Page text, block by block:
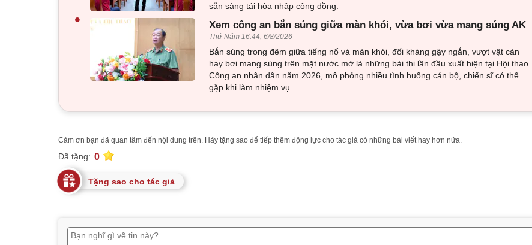
sẵn sàng tái hòa nhập cộng đồng.
• Xem công an bắn súng giữa màn khói, vừa bơi vừa mang súng AK
Thứ Năm 16:44, 6/8/2026
Bắn súng trong đêm giữa tiếng nổ và màn khói, đối kháng gậy ngắn, vượt vật cản
hay bơi mang súng trên mặt nước mở là những bài thi lần đầu xuất hiện tại Hội thao
Công an nhân dân năm 2026, mô phỏng nhiều tình huống cán bộ, chiến sĩ có thể
gặp khi làm nhiệm vụ.
Cảm ơn bạn đã quan tâm đến nội dung trên. Hãy tặng sao để tiếp thêm động lực cho tác giả có những bài viết hay hơn nữa.
Đã tặng: 0
Tặng sao cho tác giả